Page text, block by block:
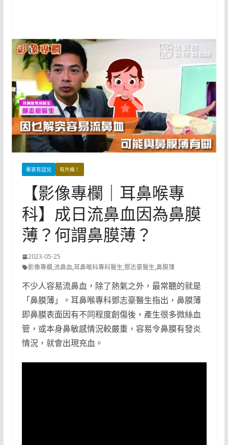
專家有話兒 有片睇！
【影像專欄｜耳鼻喉專
科】成日流鼻血因為鼻膜
薄？何謂鼻膜薄？
2023-05-25
影像專欄,流鼻血,耳鼻喉科專科醫生,鄧志豪醫生,鼻膜薄
不少人容易流鼻血，除了熱氣之外，最常聽的就是
「鼻膜薄」。耳鼻喉專科鄧志豪醫生指出，鼻膜薄
即鼻膜表面因有不同程度創傷後，產生很多微絲血
管，或本身鼻敏感情況較嚴重，容易令鼻膜有發炎
情況，就會出現充血。